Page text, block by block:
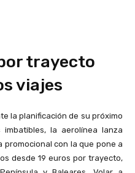
trayecto
viajes
la planificación de su próximo
la aerolínea lanza
con la que pone a
desde 19 euros por trayecto,